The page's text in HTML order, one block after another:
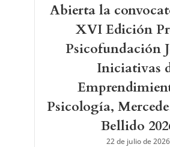
Abierta la
XVI Edición
Psicofundación
Iniciativas
Psicología,
Bellido
22 de julio de 2026